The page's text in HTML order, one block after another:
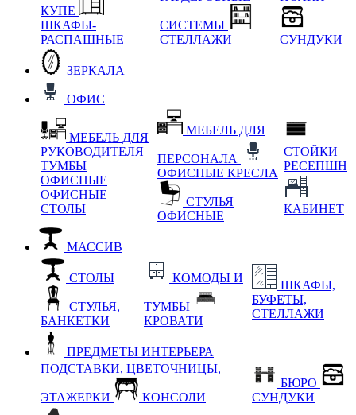
КУПЕ
ШКАФЫ-
РАСПАШНЫЕ
СИСТЕМЫ
СТЕЛЛАЖИ
СУНДУКИ
ЗЕРКАЛА
ОФИС
МЕБЕЛЬ ДЛЯ
РУКОВОДИТЕЛЯ
ТУМБЫ
ОФИСНЫЕ
ОФИСНЫЕ
СТОЛЫ
МЕБЕЛЬ ДЛЯ
ПЕРСОНАЛА
ОФИСНЫЕ КРЕСЛА
СТУЛЬЯ
ОФИСНЫЕ
СТОЙКИ
РЕСЕПШН
КАБИНЕТ
МАССИВ
СТОЛЫ
СТУЛЬЯ,
БАНКЕТКИ
КОМОДЫ И
ТУМБЫ
КРОВАТИ
ШКАФЫ,
БУФЕТЫ,
СТЕЛЛАЖИ
ПРЕДМЕТЫ ИНТЕРЬЕРА
ПОДСТАВКИ, ЦВЕТОЧНИЦЫ,
ЭТАЖЕРКИ КОНСОЛИ
БЮРО
СУНДУКИ